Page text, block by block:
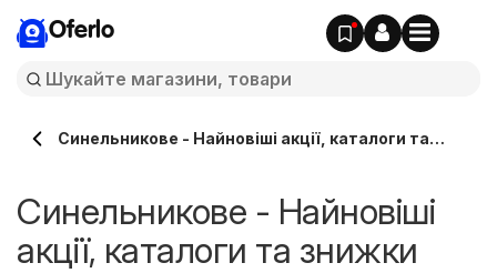
Oferlo
Синельникове - Найновіші акції, каталоги та
Синельникове - Найновіші
акції, каталоги та знижки